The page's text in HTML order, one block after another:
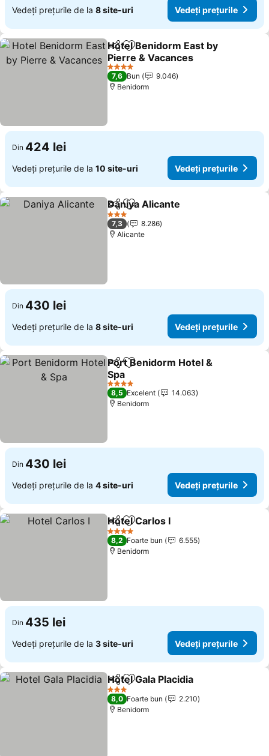
Vedeți prețurile de la 8 site-uri Vedeți prețurile
DistribuițiAdăugaţi la favorite
Hotel Benidorm East by
Pierre & Vacances
Vedeți prețurile
4 Stele
7,6 Bun
9.046
Benidorm
Din 424 lei
Vedeți prețurile de la 10 site-uri Vedeți prețurile
DistribuițiAdăugaţi la favorite
Daniya Alicante
3 Stele
7,3
8.286
Alicante
Din 430 lei
Vedeți prețurile de la 8 site-uri Vedeți prețurile
DistribuițiAdăugaţi la favorite
Port Benidorm Hotel &
Spa
Vedeți prețurile
4 Stele
8,5 Excelent
14.063
Benidorm
Din 430 lei
Vedeți prețurile de la 4 site-uri Vedeți prețurile
DistribuițiAdăugaţi la favorite
Hotel Carlos I
4 Stele
8,2 Foarte bun
6.555
Benidorm
Din 435 lei
Vedeți prețurile de la 3 site-uri Vedeți prețurile
DistribuițiAdăugaţi la favorite
Hotel Gala Placidia
3 Stele
8,0 Foarte bun
2.210
Benidorm